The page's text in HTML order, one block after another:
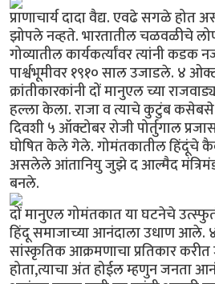
प्राणाचार्य दादा वैद्य. एवढे सगळे होत
झोपले नव्हते. भारतातील चळवळीचे
गोव्यातील कार्यकर्त्यांवर त्यांनी कडक
पार्श्वभूमीवर १९१० साल उजाडले. ४
क्रांतीकारकांनी दों मानुएल च्या
हल्ला केला. राजा व त्याचे कुटुंब
दिवशी ५ ऑक्टोबर रोजी पोर्तुगाल
घोषित केले गेले. गोमंतकातील हिंदूंचे
असलेले आंतानियु जुझे द आल्मैद
बनले.
दों मानुएल गोमंतकात या घटनेचे
हिंदू समाजाच्या आनंदाला उधाण आले.
सांस्कृतिक आक्रमणाचा प्रतिकार
होता,त्याचा अंत होईल म्हणुन जनता